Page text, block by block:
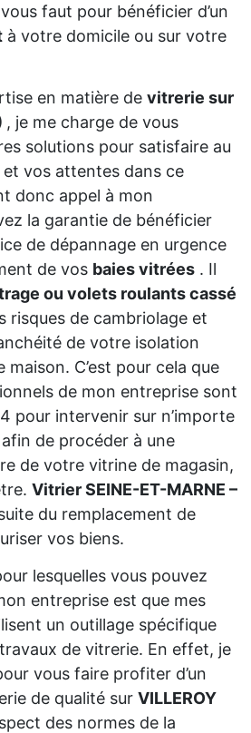
faut pour bénéficier d’un
à votre domicile ou sur votre
en matière de vitrerie sur
, je me charge de vous
solutions pour satisfaire au
vos attentes dans ce
donc appel à mon
la garantie de bénéficier
de dépannage en urgence
de vos baies vitrées . Il
ou volets roulants cassé
risques de cambriolage et
de votre isolation
C’est pour cela que
de mon entreprise sont
pour intervenir sur n’importe
de procéder à une
de votre vitrine de magasin,
Vitrier SEINE-ET-MARNE –
du remplacement de
vos biens.
lesquelles vous pouvez
entreprise est que mes
un outillage spécifique
de vitrerie. En effet, je
vous faire profiter d’un
de qualité sur VILLEROY
des normes de la